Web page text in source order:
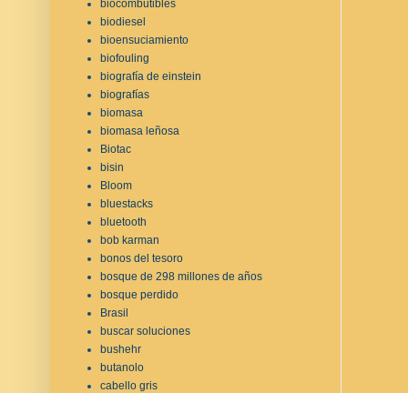
biocombutibles
biodiesel
bioensuciamiento
biofouling
biografía de einstein
biografías
biomasa
biomasa leñosa
Biotac
bisin
Bloom
bluestacks
bluetooth
bob karman
bonos del tesoro
bosque de 298 millones de años
bosque perdido
Brasil
buscar soluciones
bushehr
butanolo
cabello gris